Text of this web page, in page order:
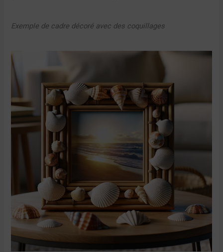
Exemple de cadre décoré avec des coquillages